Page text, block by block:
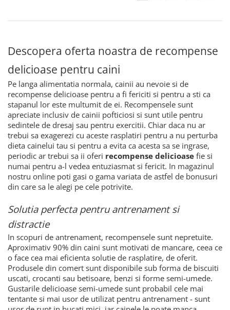
Descopera oferta noastra de recompense
delicioase pentru caini
Pe langa alimentatia normala, cainii au nevoie si de
recompense delicioase pentru a fi fericiti si pentru a sti ca
stapanul lor este multumit de ei. Recompensele sunt
apreciate inclusiv de cainii pofticiosi si sunt utile pentru
sedintele de dresaj sau pentru exercitii. Chiar daca nu ar
trebui sa exagerezi cu aceste rasplatiri pentru a nu perturba
dieta cainelui tau si pentru a evita ca acesta sa se ingrase,
periodic ar trebui sa ii oferi recompense delicioase fie si
numai pentru a-l vedea entuziasmat si fericit. In magazinul
nostru online poti gasi o gama variata de astfel de bonusuri
din care sa le alegi pe cele potrivite.
Solutia perfecta pentru antrenament si
distractie
In scopuri de antrenament, recompensele sunt nepretuite.
Aproximativ 90% din caini sunt motivati de mancare, ceea ce
o face cea mai eficienta solutie de rasplatire, de oferit.
Produsele din comert sunt disponibile sub forma de biscuiti
uscati, crocanti sau betisoare, benzi si forme semi-umede.
Gustarile delicioase semi-umede sunt probabil cele mai
tentante si mai usor de utilizat pentru antrenament - sunt